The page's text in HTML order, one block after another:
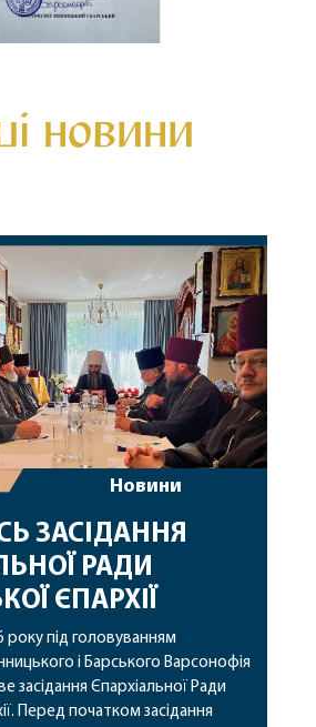
новини
Новини
ЗАСІДАННЯ
РАДИ
ЄПАРХІЇ
року під головуванням
і Барського Варсонофія
засідання Єпархіальної Ради
Перед початком засідання